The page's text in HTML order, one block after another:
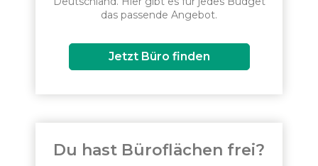
das passende Angebot.
Jetzt Büro finden
Du hast Büroflächen frei?